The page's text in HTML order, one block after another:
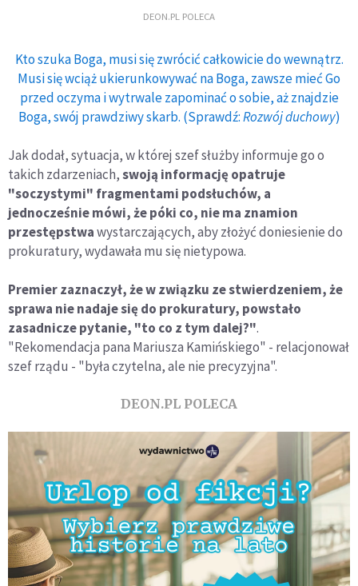
DEON.PL POLECA
Kto szuka Boga, musi się zwrócić całkowicie do wewnątrz.
Musi się wciąż ukierunkowywać na Boga, zawsze mieć Go
przed oczyma i wytrwale zapominać o sobie, aż znajdzie
Boga, swój prawdziwy skarb. (Sprawdź:Rozwój duchowy)
Jak dodał, sytuacja, w której szef służby informuje go o
takich zdarzeniach,swoją informację opatruje
"soczystymi" fragmentami podsłuchów, a
jednocześnie mówi, że póki co, nie ma znamion
przestępstwawystarczających, aby złożyć doniesienie do
prokuratury, wydawała mu się nietypowa.
Premier zaznaczył, że w związku ze stwierdzeniem, że
sprawa nie nadaje się do prokuratury, powstało
zasadnicze pytanie, "to co z tym dalej?".
"Rekomendacja pana Mariusza Kamińskiego" - relacjonował
szef rządu - "była czytelna, ale nie precyzyjna".
DEON.PL POLECA